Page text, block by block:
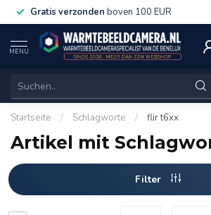
Gratis verzonden boven 100 EUR
MENU
Startseite / Schlagworte / flir t6xx
Artikel mit
Filter